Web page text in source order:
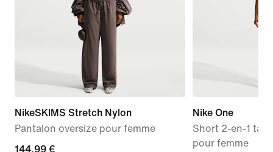
NikeSKIMS Stretch Nylon
Pantalon oversize pour femme
144,99 €
144,99 €
Nike One
Short 2-en-1
pour femme